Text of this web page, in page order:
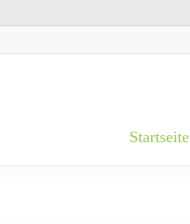
Startseite